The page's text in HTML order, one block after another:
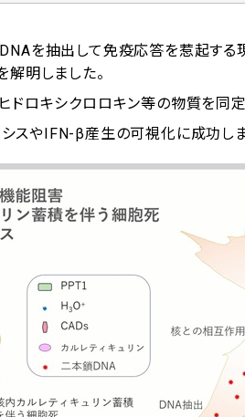
を抽出して免疫応答を惹起する現
解明しました。
ドロキシクロロキン等の物質を同定
シスやIFN-β産生の可視化に成功しま